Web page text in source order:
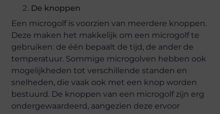
De knoppen
Een microgolf is voorzien van meerdere knoppen.
Deze maken het makkelijk om een microgolf te
gebruiken: de één bepaalt de tijd, de ander de
temperatuur. Sommige microgolven hebben ook
mogelijkheden tot verschillende standen en
snelheden, die vaak ook met een knop worden
bestuurd. De knoppen van een microgolf zijn erg
ondergewaardeerd, aangezien deze ervoor